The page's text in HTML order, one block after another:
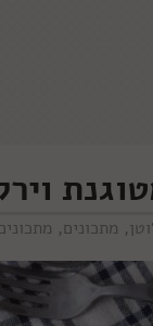
, מתכונים,